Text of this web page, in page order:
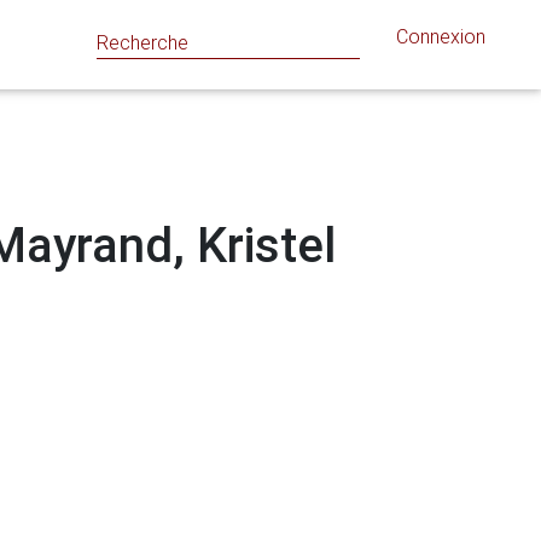
Connexion
Kristel